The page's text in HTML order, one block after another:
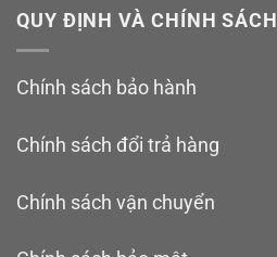
QUY ĐỊNH VÀ CHÍNH SÁCH
Chính sách bảo hành
Chính sách đổi trả hàng
Chính sách vận chuyển